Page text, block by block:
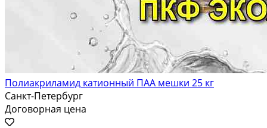
Полиакриламид катионный ПАА мешки 25 кг
Санкт-Петербург
Договорная цена